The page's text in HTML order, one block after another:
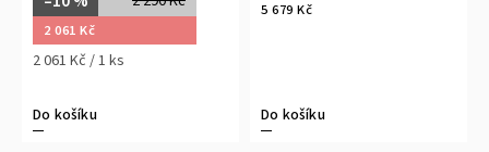
2 061 Kč
2 061 Kč / 1 ks
Do košíku
5 679 Kč
Do košíku